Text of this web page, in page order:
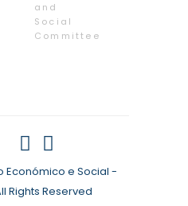
and
Social
Committee
Económico e Social -
Rights Reserved